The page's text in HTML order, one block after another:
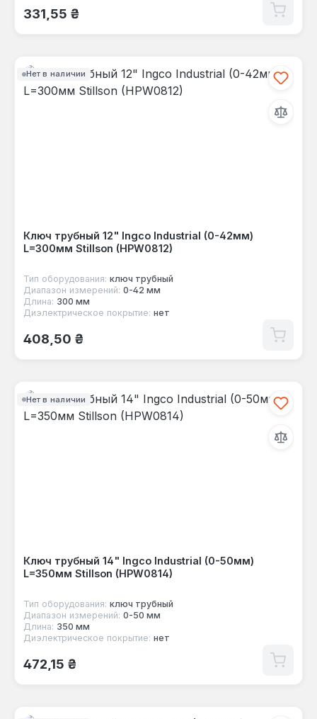
Обычная цена:
331,55 ₴
Нет в наличии
Ключ трубный 12" Ingco Industrial (0-42мм)
L=300мм Stillson (HPW0812)
Тип оборудования: ключ трубный
Диапазон измерений: 0-42 мм
Длина: 300 мм
Диэлектрическое покрытие: нет
Обычная цена:
408,50 ₴
Нет в наличии
Ключ трубный 14" Ingco Industrial (0-50мм)
L=350мм Stillson (HPW0814)
Тип оборудования: ключ трубный
Диапазон измерений: 0-50 мм
Длина: 350 мм
Диэлектрическое покрытие: нет
Обычная цена:
472,15 ₴